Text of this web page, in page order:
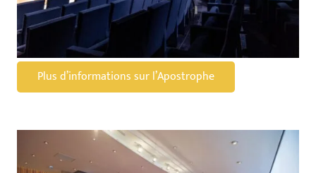
Plus d’informations sur l’Apostrophe